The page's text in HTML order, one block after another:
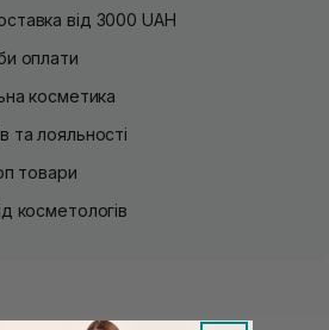
від 3000 UAH
оплати
косметика
та лояльності
товари
косметологів